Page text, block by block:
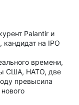
Palantir и
на IPO
времени,
США, НАТО, две
превысила